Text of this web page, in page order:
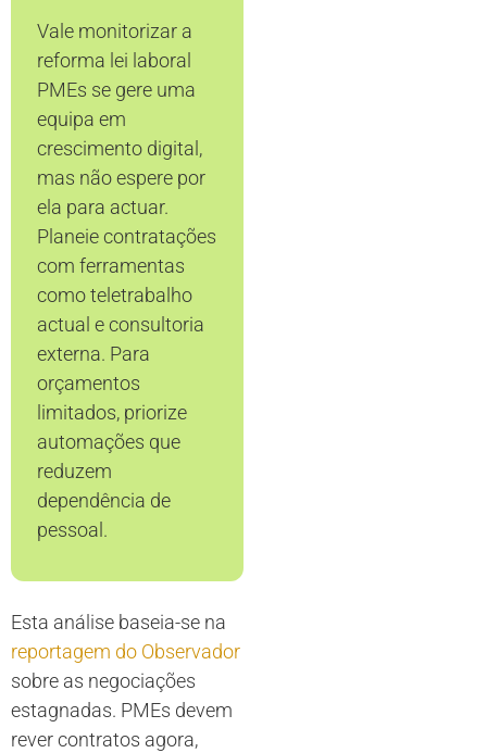
Vale monitorizar a
reforma lei laboral
PMEs se gere uma
equipa em
crescimento digital,
mas não espere por
ela para actuar.
Planeie contratações
com ferramentas
como teletrabalho
actual e consultoria
externa. Para
orçamentos
limitados, priorize
automações que
reduzem
dependência de
pessoal.
Esta análise baseia-se na
reportagem do Observador
sobre as negociações
estagnadas. PMEs devem
rever contratos agora,